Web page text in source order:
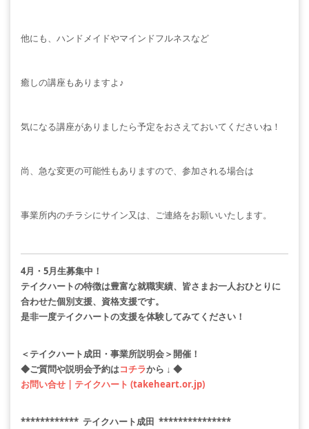
他にも、ハンドメイドやマインドフルネスなど
癒しの講座もありますよ♪
気になる講座がありましたら予定をおさえておいてくださいね！
尚、急な変更の可能性もありますので、参加される場合は
事業所内のチラシにサイン又は、ご連絡をお願いいたします。
4月・5月生募集中！
テイクハートの特徴は豊富な就職実績、皆さまお一人おひとりに
合わせた個別支援、資格支援です。
是非一度テイクハートの支援を体験してみてください！
＜テイクハート成田・事業所説明会＞開催！
◆ご質問や説明会予約はコチラから ↓ ◆
お問い合せ | テイクハート (takeheart.or.jp)
************ テイクハート成田 ***************